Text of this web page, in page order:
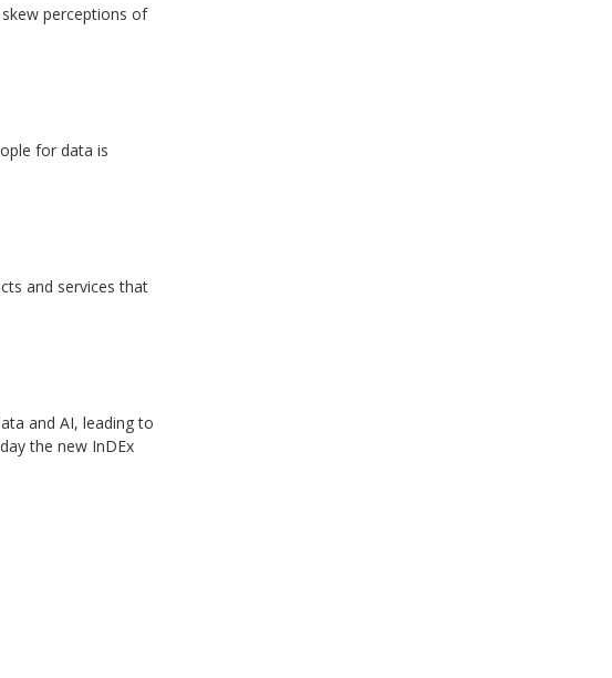
perceptions of
for data is
and services that
and AI, leading to
the new InDEx